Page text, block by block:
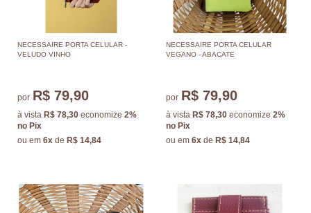
NECESSAIRE PORTA CELULAR -
VELUDO VINHO
por R$ 79,90
à vista R$ 78,30 economize 2%
no Pix
ou em 6x de R$ 14,84
NECESSAIRE PORTA CELULAR
VEGANO - ABACATE
por R$ 79,90
à vista R$ 78,30 economize 2%
no Pix
ou em 6x de R$ 14,84